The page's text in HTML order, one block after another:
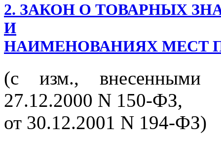
2. ЗАКОН О ТОВАРНЫХ
И
НАИМЕНОВАНИЯХ МЕСТ
(с изм., внесенными
27.12.2000 N 150-ФЗ,
от 30.12.2001 N 194-ФЗ)